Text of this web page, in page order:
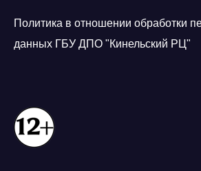
Политика в отношении обработки
данных ГБУ ДПО "Кинельский РЦ"